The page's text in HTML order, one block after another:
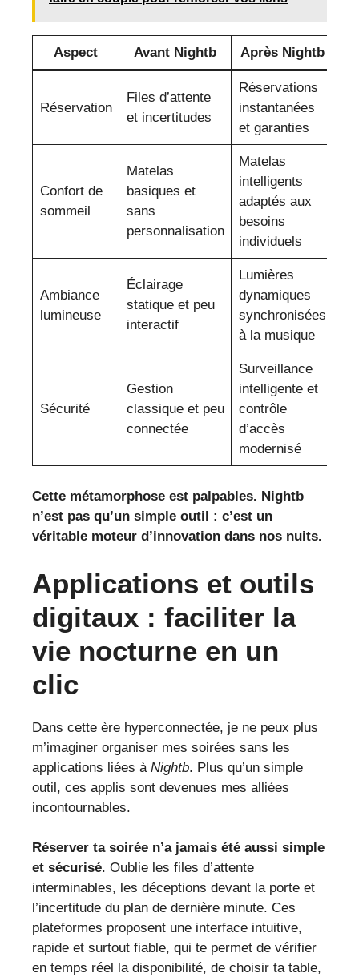
Aspect Avant Nightb Après Nightb
Réservation
Files d’attente
et incertitudes
Réservations
instantanées
et garanties
Confort de
sommeil
Matelas
basiques et
sans
personnalisation
Matelas
intelligents
adaptés aux
besoins
individuels
Ambiance
lumineuse
Éclairage
statique et peu
interactif
Lumières
dynamiques
synchronisées
à la musique
Sécurité
Gestion
classique et peu
connectée
Surveillance
intelligente et
contrôle
d’accès
modernisé
Cette métamorphose est palpables. Nightb
n’est pas qu’un simple outil : c’est un
véritable moteur d’innovation dans nos nuits.
Applications et outils
digitaux : faciliter la
vie nocturne en un
clic
Dans cette ère hyperconnectée, je ne peux plus
m’imaginer organiser mes soirées sans les
applications liées à Nightb. Plus qu’un simple
outil, ces applis sont devenues mes alliées
incontournables.
Réserver ta soirée n’a jamais été aussi simple
et sécurisé. Oublie les files d’attente
interminables, les déceptions devant la porte et
l’incertitude du plan de dernière minute. Ces
plateformes proposent une interface intuitive,
rapide et surtout fiable, qui te permet de vérifier
en temps réel la disponibilité, de choisir ta table,